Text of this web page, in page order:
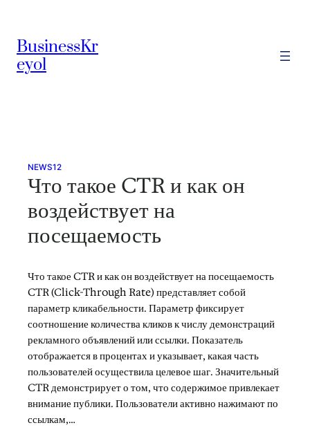
content
BusinessKr
eyol
NEWS12
Что такое CTR и как он
воздействует на
посещаемость
Что такое CTR и как он воздействует на посещаемость
CTR (Click-Through Rate) представляет собой
параметр кликабельности. Параметр фиксирует
соотношение количества кликов к числу демонстраций
рекламного объявлений или ссылки. Показатель
отображается в процентах и указывает, какая часть
пользователей осуществила целевое шаг. Значительный
CTR демонстрирует о том, что содержимое привлекает
внимание публики. Пользователи активно нажимают по
ссылкам,…